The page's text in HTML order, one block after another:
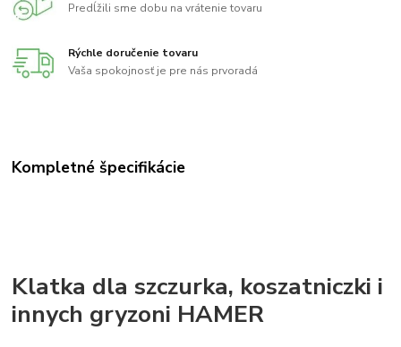
Predĺžili sme dobu na vrátenie tovaru
Rýchle doručenie tovaru
Vaša spokojnosť je pre nás prvoradá
Kompletné špecifikácie
Klatka dla szczurka, koszatniczki i
innych gryzoni HAMER